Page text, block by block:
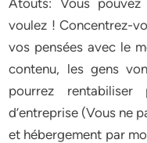
Atouts: Vous
voulez ! Concentrez-
vos pensées avec le
contenu, les gens
pourrez
d’entreprise (Vous ne
et hébergement par